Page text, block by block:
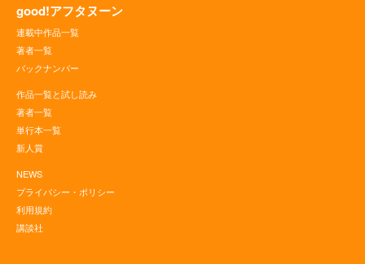
good!アフタヌーン
連載中作品一覧
著者一覧
バックナンバー
作品一覧と試し読み
著者一覧
単行本一覧
新人賞
NEWS
プライバシー・ポリシー
利用規約
講談社